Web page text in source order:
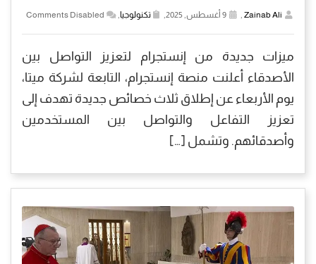
Zainab Ali تكنولوجيا Comments Disabled
ميزات جديدة من إنستجرام لتعزيز التواصل بين
الأصدقاء أعلنت منصة إنستجرام، التابعة لشركة ميتا،
يوم الأربعاء عن إطلاق ثلاث خصائص جديدة تهدف إلى
تعزيز التفاعل والتواصل بين المستخدمين
وأصدقائهم. وتشمل […]